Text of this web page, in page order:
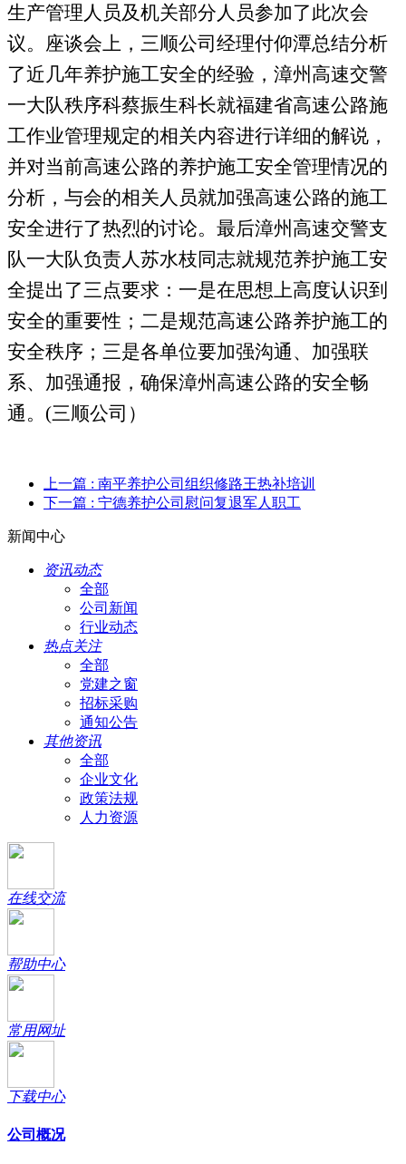
生产管理人员及机关部分人员参加了此次会
议。座谈会上，三顺公司经理付仰潭总结分析
了近几年养护施工安全的经验，漳州高速交警
一大队秩序科蔡振生科长就福建省高速公路施
工作业管理规定的相关内容进行详细的解说，
并对当前高速公路的养护施工安全管理情况的
分析，与会的相关人员就加强高速公路的施工
安全进行了热烈的讨论。最后漳州高速交警支
队一大队负责人苏水枝同志就规范养护施工安
全提出了三点要求：一是在思想上高度认识到
安全的重要性；二是规范高速公路养护施工的
安全秩序；三是各单位要加强沟通、加强联
系、加强通报，确保漳州高速公路的安全畅
通。 (三顺公司）
上一篇 : 南平养护公司组织修路王热补培训
下一篇 : 宁德养护公司慰问复退军人职工
新闻中心
资讯动态
全部
公司新闻
行业动态
热点关注
全部
党建之窗
招标采购
通知公告
其他资讯
全部
企业文化
政策法规
人力资源
在线交流
帮助中心
常用网址
下载中心
公司概况